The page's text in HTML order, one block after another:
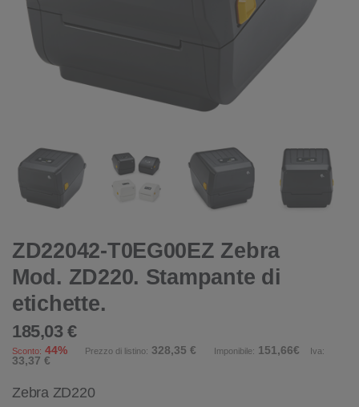
ZD22042-T0EG00EZ Zebra
Mod. ZD220. Stampante di
etichette.
185,03 €
Sconto: 44% Prezzo di listino: 328,35 € Imponibile: 151,66€ Iva:
33,37 €
Zebra ZD220